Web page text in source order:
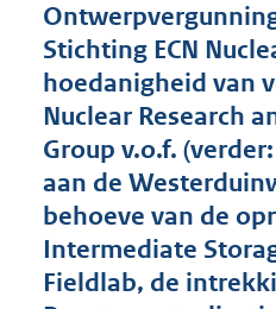
Stichting ECN
hoedanigheid van
Nuclear Research
Group v.o.f.
aan de
behoeve van de
Intermediate
Fieldlab, de